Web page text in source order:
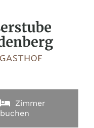
Zimmer
buchen